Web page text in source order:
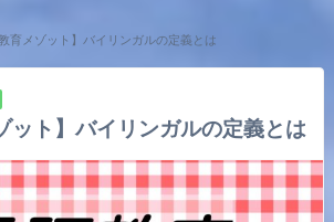
教育メゾット】バイリンガルの定義とは
ット】バイリンガルの定義とは